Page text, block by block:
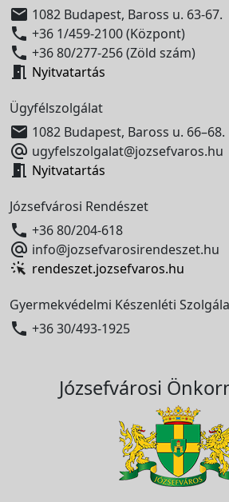
 1082 Budapest, Baross u. 63-67.
 +36 1/459-2100 (Központ)
 +36 80/277-256 (Zöld szám)
 Nyitvatartás
Ügyfélszolgálat
 1082 Budapest, Baross u. 66–68.
 ugyfelszolgalat@jozsefvaros.hu
 Nyitvatartás
Józsefvárosi Rendészet
 +36 80/204-618
 info@jozsefvarosirendeszet.hu
rendeszet.jozsefvaros.hu
Gyermekvédelmi Készenléti
 +36 30/493-1925
Józsefvárosi